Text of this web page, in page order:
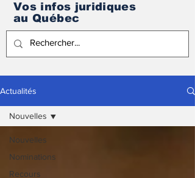
Vos infos juridiques
au Québec
Actualités
Nouvelles
Nominations
Recours
Nouvelles